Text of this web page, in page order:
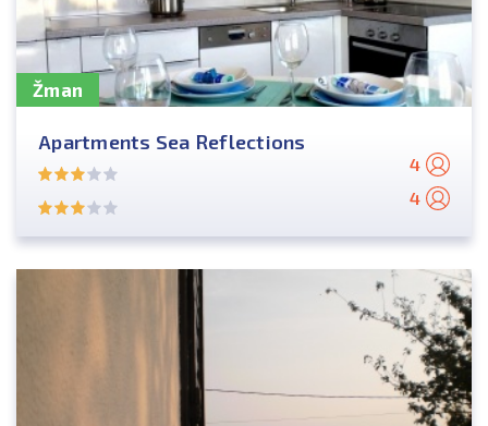
Žman
Apartments Sea Reflections
4
4